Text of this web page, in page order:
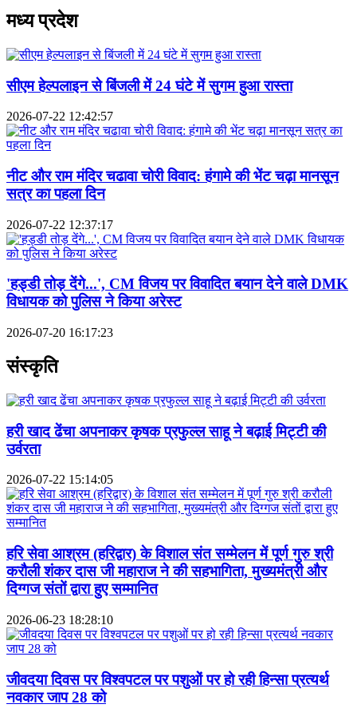
मध्य प्रदेश
सीएम हेल्पलाइन से बिंजली में 24 घंटे में सुगम हुआ रास्ता
2026-07-22 12:42:57
नीट और राम मंदिर चढावा चोरी विवाद: हंगामे की भेंट चढ़ा मानसून
सत्र का पहला दिन
2026-07-22 12:37:17
'हड्डी तोड़ देंगे...', CM विजय पर विवादित बयान देने वाले DMK
विधायक को पुलिस ने किया अरेस्ट
2026-07-20 16:17:23
संस्कृति
हरी खाद ढेंचा अपनाकर कृषक प्रफुल्ल साहू ने बढ़ाई मिट्टी की
उर्वरता
2026-07-22 15:14:05
हरि सेवा आश्रम (हरिद्वार) के विशाल संत सम्मेलन में पूर्ण गुरु श्री
करौली शंकर दास जी महाराज ने की सहभागिता, मुख्यमंत्री और
दिग्गज संतों द्वारा हुए सम्मानित
2026-06-23 18:28:10
जीवदया दिवस पर विश्वपटल पर पशुओं पर हो रही हिन्सा प्रत्यर्थ
नवकार जाप 28 को